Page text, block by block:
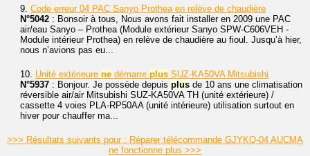
9. Code erreur 04 PAC Sanyo Prothea en relève de chaudière
N°5042 : Bonsoir à tous, Nous avons fait installer en 2009 une PAC
air/eau Sanyo – Prothea (Module extérieur Sanyo SPW-C606VEH -
Module intérieur Prothea) en relève de chaudière au fioul. Jusqu’à hier,
nous n’avions pas eu...
10. Unité extérieure ne démarre plus SUZ-KA50VA Mitsubishi
N°5937 : Bonjour. Je possède depuis plus de 10 ans une climatisation
réversible air/air Mitsubishi SUZ-KA50VA TH (unité extérieure) /
cassette 4 voies PLA-RP50AA (unité intérieure) utilisation surtout en
hiver pour chauffer ma...
>>> Résultats suivants pour : Réparer télécommande GJYKQ-04 AUCMA
ne fonctionne plus >>>